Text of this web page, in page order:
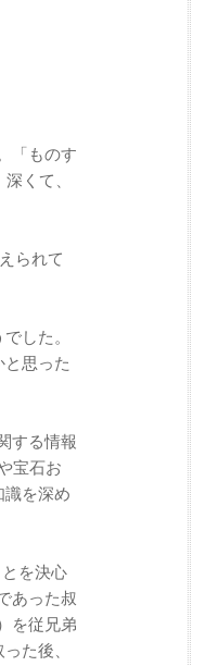
「ものす
くて、
られて
した。
思った
する情報
宝石お
識を深め
を決心
あった叔
を従兄弟
た後、